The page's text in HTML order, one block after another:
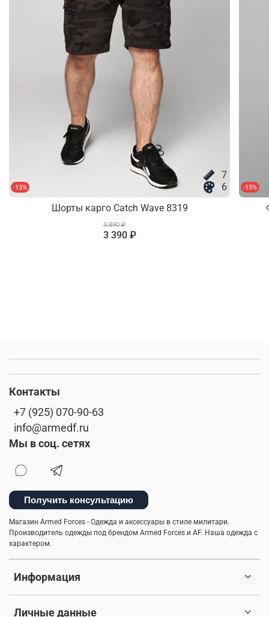
-13%
7
6
Шорты карго Catch Wave 8319
3 890 ₽
3 390 ₽
-15%
Информация
Личные данные
Контакты
+7 (925) 070-90-63
info@armedf.ru
Мы в соц. сетях
Получить консультацию
Магазин Armed Forces - Одежда и аксессуары в стиле милитари.
Производитель одежды под брендом Armed Forces и AF. Наша одежда с
характером.